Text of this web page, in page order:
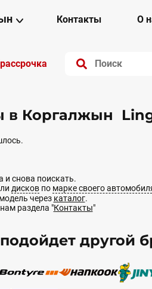
Контакты О
в Коргалжын
и снова поискать.
дисковпо марке своего
через каталог.
раздела "Контакты"
другой